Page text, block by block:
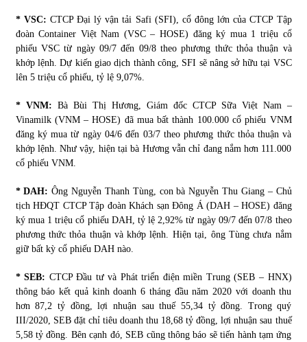
* VSC: CTCP Đại lý vận tải Safi (SFI), cổ đông lớn của CTCP Tập
đoàn Container Việt Nam (VSC – HOSE) đăng ký mua 1 triệu cổ
phiếu VSC từ ngày 09/7 đến 09/8 theo phương thức thỏa thuận và
khớp lệnh. Dự kiến giao dịch thành công, SFI sẽ nâng sở hữu tại VSC
lên 5 triệu cổ phiếu, tỷ lệ 9,07%.
* VNM: Bà Bùi Thị Hương, Giám đốc CTCP Sữa Việt Nam –
Vinamilk (VNM – HOSE) đã mua bất thành 100.000 cổ phiếu VNM
đăng ký mua từ ngày 04/6 đến 03/7 theo phương thức thỏa thuận và
khớp lệnh. Như vậy, hiện tại bà Hương vẫn chỉ đang nắm hơn 111.000
cổ phiếu VNM.
* DAH:Ông Nguyễn Thanh Tùng, con bà Nguyễn Thu Giang – Chủ
tịch HĐQT CTCP Tập đoàn Khách sạn Đông Á (DAH – HOSE) đăng
ký mua 1 triệu cổ phiếu DAH, tỷ lệ 2,92% từ ngày 09/7 đến 07/8 theo
phương thức thỏa thuận và khớp lệnh. Hiện tại, ông Tùng chưa nắm
giữ bất kỳ cổ phiếu DAH nào.
* SEB: CTCP Đầu tư và Phát triển điện miền Trung (SEB – HNX)
thông báo kết quả kinh doanh 6 tháng đầu năm 2020 với doanh thu
hơn 87,2 tỷ đồng, lợi nhuận sau thuế 55,34 tỷ đồng. Trong quý
III/2020, SEB đặt chỉ tiêu doanh thu 18,68 tỷ đồng, lợi nhuận sau thuế
5,58 tỷ đồng. Bên cạnh đó, SEB cũng thông báo sẽ tiến hành tạm ứng